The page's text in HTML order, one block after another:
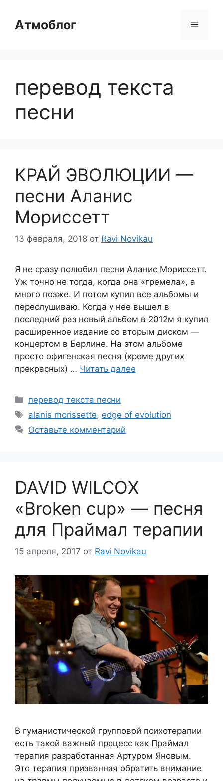
содержимому
Атмоблог Меню
перевод текста
песни
КРАЙ ЭВОЛЮЦИИ —
песни Аланис
Мориссетт
13 февраля, 2018 от Ravi Novikau
Я не сразу полюбил песни Аланис Мориссетт.
Уж точно не тогда, когда она «гремела», а
много позже. И потом купил все альбомы и
переслушиваю. Когда у нее вышел в
последний раз новый альбом в 2012м я купил
расширенное издание со вторым диском —
концертом в Берлине. На этом альбоме
просто офигенская песня (кроме других
прекрасных) … Читать далее
Рубрики
перевод текста песни
Метки
alanis morissette, edge of evolution
Оставьте комментарий
DAVID WILCOX
«Broken cup» — песня
для Праймал терапии
15 апреля, 2017 от Ravi Novikau
В гуманистической групповой психотерапии
есть такой важный процесс как Праймал
терапия разработанная Артуром Яновым.
Это терапия призванная обратить внимание